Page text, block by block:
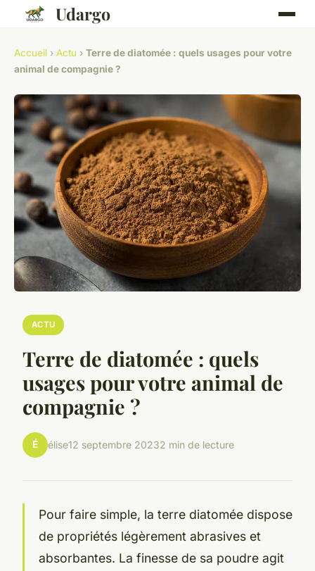
Udargo
Accueil › Actu › Terre de diatomée : quels usages pour votre
animal de compagnie ?
ACTU
Terre de diatomée : quels
usages pour votre animal de
compagnie ?
É élise12 septembre 20232 min de lecture
Pour faire simple, la terre diatomée dispose
de propriétés légèrement abrasives et
absorbantes. La finesse de sa poudre agit